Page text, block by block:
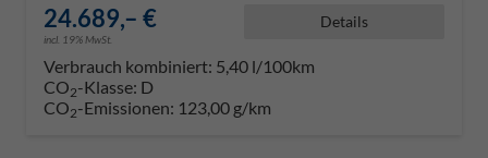
24.689,– €
incl. 19% MwSt.
Details
Verbrauch kombiniert: 5,40 l/100km
CO2-Klasse: D
CO2-Emissionen: 123,00 g/km